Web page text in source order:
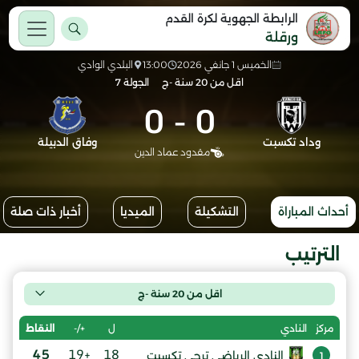
الرابطة الجهوية لكرة القدم
ورقلة
الخميس 1 جانفي 2026 13:00
البلدي الوادي
اقل من 20 سنة -ج
الجولة 7
وداد تكسبت 0
-
0
مقدود عماد الدين
وفاق الدبيلة
أحداث المباراة التشكيلة الميديا أخبار ذات صلة
الترتيب
اقل من 20 سنة -ج
مركز النادي ل +/- النقاط
1 النادي الرياضي ترجي تكسبت 18
+19
45